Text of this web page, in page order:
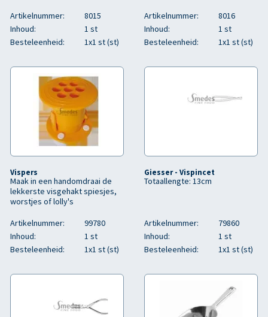
Artikelnummer:
8015
Inhoud:
1 st
Besteleenheid:
1x1 st (st)
Artikelnummer:
8016
Inhoud:
1 st
Besteleenheid:
1x1 st (st)
Vispers
Maak in een handomdraai de
lekkerste visgehakt spiesjes,
worstjes of lolly's
Artikelnummer:
99780
Inhoud:
1 st
Besteleenheid:
1x1 st (st)
Giesser - Vispincet
Totaallengte: 13cm
Artikelnummer:
79860
Inhoud:
1 st
Besteleenheid:
1x1 st (st)